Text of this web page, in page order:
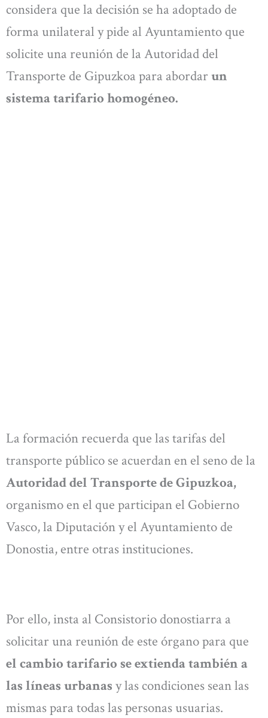
considera que la decisión se ha adoptado de
forma unilateral y pide al Ayuntamiento que
solicite una reunión de la Autoridad del
Transporte de Gipuzkoa para abordarun
sistema tarifario homogéneo.
La formación recuerda que las tarifas del
transporte público se acuerdan en el seno de la
Autoridad del Transporte de Gipuzkoa,
organismo en el que participan el Gobierno
Vasco, la Diputación y el Ayuntamiento de
Donostia, entre otras instituciones.
Por ello, insta al Consistorio donostiarra a
solicitar una reunión de este órgano para que
el cambio tarifario se extienda también a
las líneas urbanas y las condiciones sean las
mismas para todas las personas usuarias.